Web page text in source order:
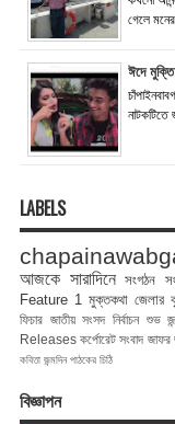
গেলে মনের
ঈদে মুক্তি
নাটকটিতে
LABELS
আজকে সারাদিনে সংগঠন
Feature 1 মুক্তকথা জেলার
ফিচার জাতীয় সংসদ নির্বাচন শুভ
Releases কর্পোরেট সংবাদ জাফর
কবিতা জন্মদিন পাঠকের চিঠি
বিজ্ঞাপন